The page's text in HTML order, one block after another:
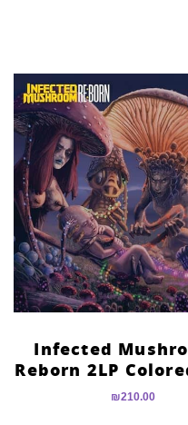
Infected
Reborn 2LP
₪210.00